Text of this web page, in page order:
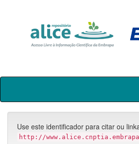
Skip
Use este identificador para citar ou
http://